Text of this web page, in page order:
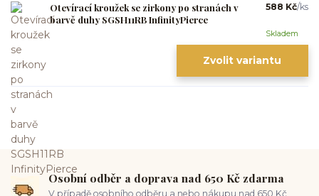
Otevírací kroužek se zirkony po stranách v
barvě duhy SGSH11RB InfinityPierce
588 Kč/ks
Skladem
Zvolit variantu
Osobní odběr a doprava nad 650 Kč zdarma
V případě osobního odběru a nebo nákupu nad 650 Kč